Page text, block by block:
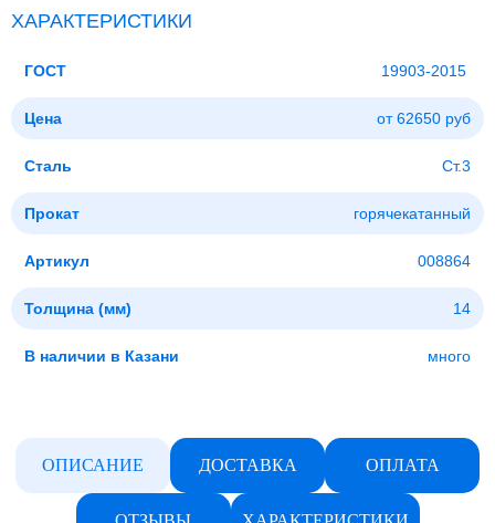
ХАРАКТЕРИСТИКИ
ГОСТ 19903-2015
Цена от 62650 руб
Сталь Ст.3
Прокат горячекатанный
Артикул 008864
Толщина (мм) 14
В наличии в Казани много
ОПИСАНИЕ ДОСТАВКА ОПЛАТА